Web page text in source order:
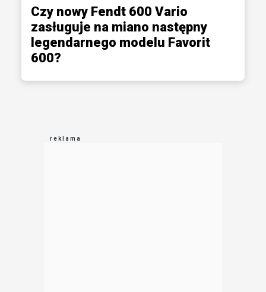
Czy nowy Fendt 600 Vario
zasługuje na miano następny
legendarnego modelu Favorit
600?